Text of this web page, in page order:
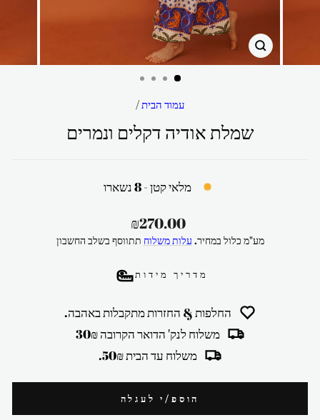
סגור
עמוד הבית/
שמלת אודיה דקלים ונמרים
מלאי קטן - 8 נשארו
מחיר
רגיל
₪270.00
מע"מ כלול במחיר. עלות משלוח תתווסף בשלב החשבון
מדריך מידות
החלפות & החזרות מתקבלות באהבה.
משלוח לנק' הדואר הקרובה 30₪
משלוח עד הבית 50₪.
הוספ/י לעגלה